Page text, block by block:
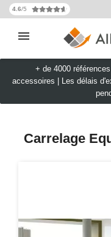
4.6/5
+ de 4000
accessoires
Les délais
Carrelage